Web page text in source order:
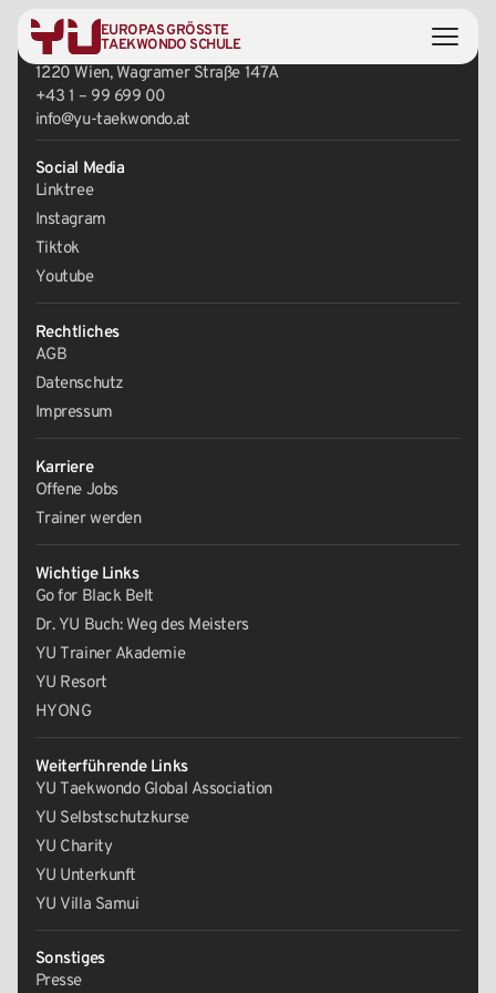
EUROPAS GRÖSSTE
TAEKWONDO SCHULE
Zentrale
1220 Wien, Wagramer Straße 147A
+43 1 – 99 699 00
info@yu-taekwondo.at
Social Media
Linktree
Instagram
Tiktok
Youtube
Rechtliches
AGB
Datenschutz
Impressum
Karriere
Offene Jobs
Trainer werden
Wichtige Links
Go for Black Belt
Dr. YU Buch: Weg des Meisters
YU Trainer Akademie
YU Resort
HYONG
Weiterführende Links
YU Taekwondo Global Association
YU Selbstschutzkurse
YU Charity
YU Unterkunft
YU Villa Samui
Sonstiges
Presse